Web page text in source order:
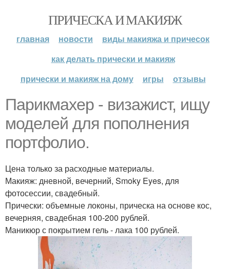
ПРИЧЕСКА И МАКИЯЖ
главная новости
виды макияжа и причесок
как делать прически и макияж
прически и макияж на дому
игры отзывы
Парикмахер - визажист, ищу
моделей для пополнения
портфолио.
Цена только за расходные материалы.
Макияж: дневной, вечерний, Smoky Eyes, для
фотосессии, свадебный.
Прически: объемные локоны, прическа на основе кос,
вечерняя, свадебная 100-200 рублей.
Маникюр с покрытием гель - лака 100 рублей.